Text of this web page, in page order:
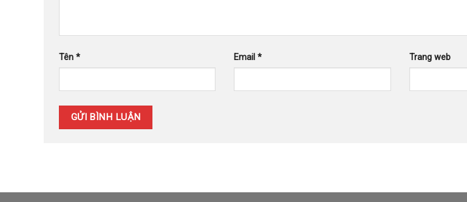
Tên * Email* Trang web